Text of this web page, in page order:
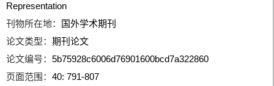
Representation
刊物所在地： 国外学术期刊
论文类型：期刊论文
论文编号：5b75928c6006d76901600bcd7a322860
页面范围：40: 791-807